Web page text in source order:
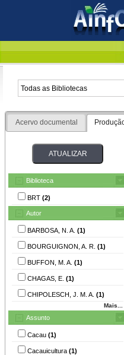
Acervo documental
Biblioteca
BRT (2)
Autor
BARBOSA, N. A. (1)
BOURGUIGNON, A. R. (1)
BUFFON, M. A. (1)
CHAGAS, E. (1)
CHIPOLESCH, J. M. A. (1)
Mais...
Assunto
Cacau (1)
Cacauicultura (1)